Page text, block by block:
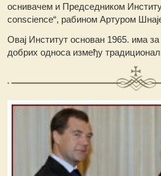
оснивачем и Председником
conscience“, рабином Артуром
Овај Институт основан 1965. има
добрих односа између